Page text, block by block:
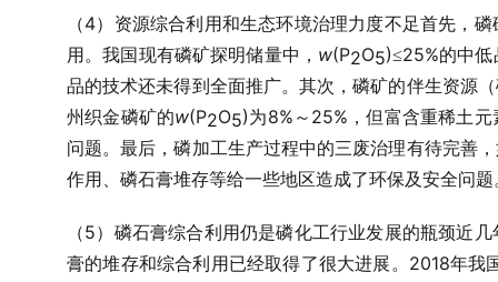
（4）资源综合利用和生态环境治理力度不足首先，磷
用。我国现有磷矿探明储量中， w(P2O5)≤25%的中低
品的技术还未得到全面推广。其次，磷矿的伴生资源
州织金磷矿的w(P2O5)为8% ～ 25% ，但富含重稀土
问题。最后，磷加工生产过程中的三废治理有待完善
作用、磷石膏堆存等给一些地区造成了环保及安全问题
（5）磷石膏综合利用仍是磷化工行业发展的瓶颈近几
膏的堆存和综合利用已经取得了很大进展。 2018年我